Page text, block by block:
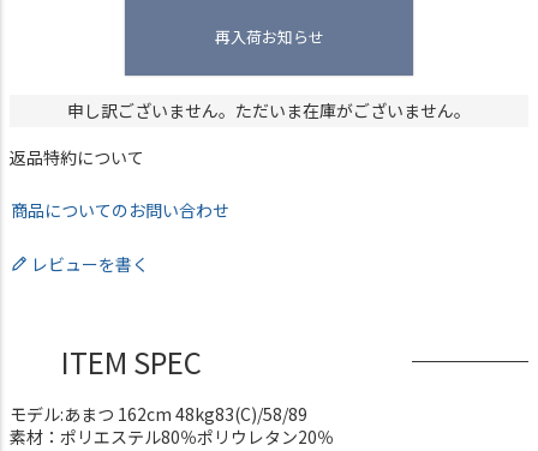
再入荷お知らせ
申し訳ございません。ただいま在庫がございません。
返品特約について
商品についてのお問い合わせ
レビューを書く
ITEM SPEC
モデル:あまつ 162cm 48kg83(C)/58/89
素材：ポリエステル80％ポリウレタン20％